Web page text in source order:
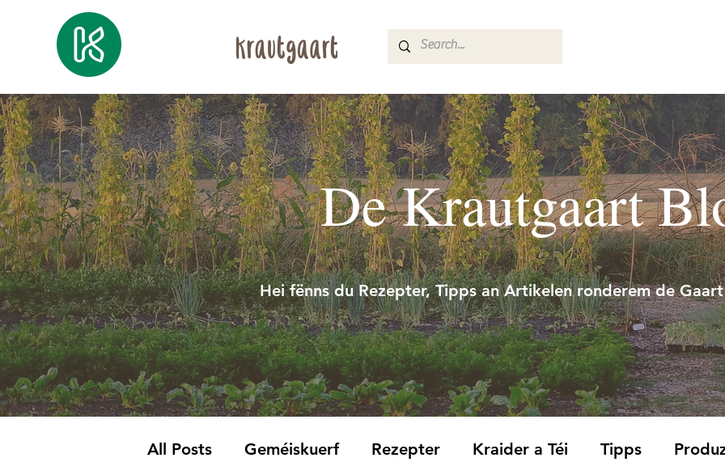
De Krautgaart
Hei fënns du Rezepter, Tipps an Artikelen ronderem de
All Posts Geméiskuerf Rezepter Kraider a Téi Tipps